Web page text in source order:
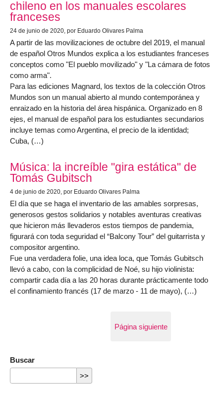
chileno en los manuales escolares
franceses
24 de junio de 2020 , por Eduardo Olivares Palma
A partir de las movilizaciones de octubre del 2019, el manual
de español Otros Mundos explica a los estudiantes franceses
conceptos como "El pueblo movilizado" y "La cámara de fotos
como arma".
Para las ediciones Magnard, los textos de la colección Otros
Mundos son un manual abierto al mundo contemporánea y
enraizado en la historia del área hispánica. Organizado en 8
ejes, el manual de español para los estudiantes secundarios
incluye temas como Argentina, el precio de la identidad;
Cuba, (…)
Música: la increíble "gira estática" de
Tomás Gubitsch
4 de junio de 2020 , por Eduardo Olivares Palma
El día que se haga el inventario de las amables sorpresas,
generosos gestos solidarios y notables aventuras creativas
que hicieron más llevaderos estos tiempos de pandemia,
figurará con toda seguridad el “Balcony Tour” del guitarrista y
compositor argentino.
Fue una verdadera folie, una idea loca, que Tomás Gubitsch
llevó a cabo, con la complicidad de Noé, su hijo violinista:
compartir cada día a las 20 horas durante prácticamente todo
el confinamiento francés (17 de marzo - 11 de mayo), (…)
Página siguiente
Buscar